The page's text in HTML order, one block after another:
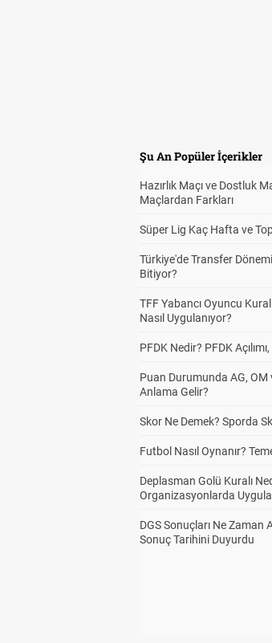
Şu An Popüler İçerikler
Hazırlık Maçı ve Dostluk
Maçlardan Farkları
Süper Lig Kaç Hafta ve
Türkiye'de Transfer
Bitiyor?
TFF Yabancı Oyuncu
Nasıl Uygulanıyor?
PFDK Nedir? PFDK
Puan Durumunda AG, OM
Anlama Gelir?
Skor Ne Demek? Sporda
Futbol Nasıl Oynanır?
Deplasman Golü Kuralı
Organizasyonlarda
DGS Sonuçları Ne Zaman
Sonuç Tarihini Duyurdu